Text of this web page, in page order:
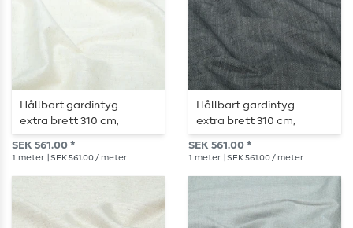
Hållbart gardintyg –
extra brett 310 cm,
melerat ecru
SEK 561.00 *
1 meter | SEK 561.00 / meter
Hållbart gardintyg –
extra brett 310 cm,
antracitmelange
SEK 561.00 *
1 meter | SEK 561.00 / meter